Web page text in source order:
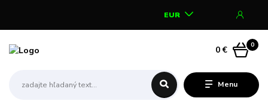
Menu
EUR
0
0 €